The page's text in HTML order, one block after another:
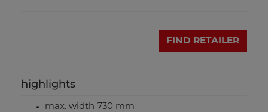
FIND RETAILER
highlights
max. width 730 mm